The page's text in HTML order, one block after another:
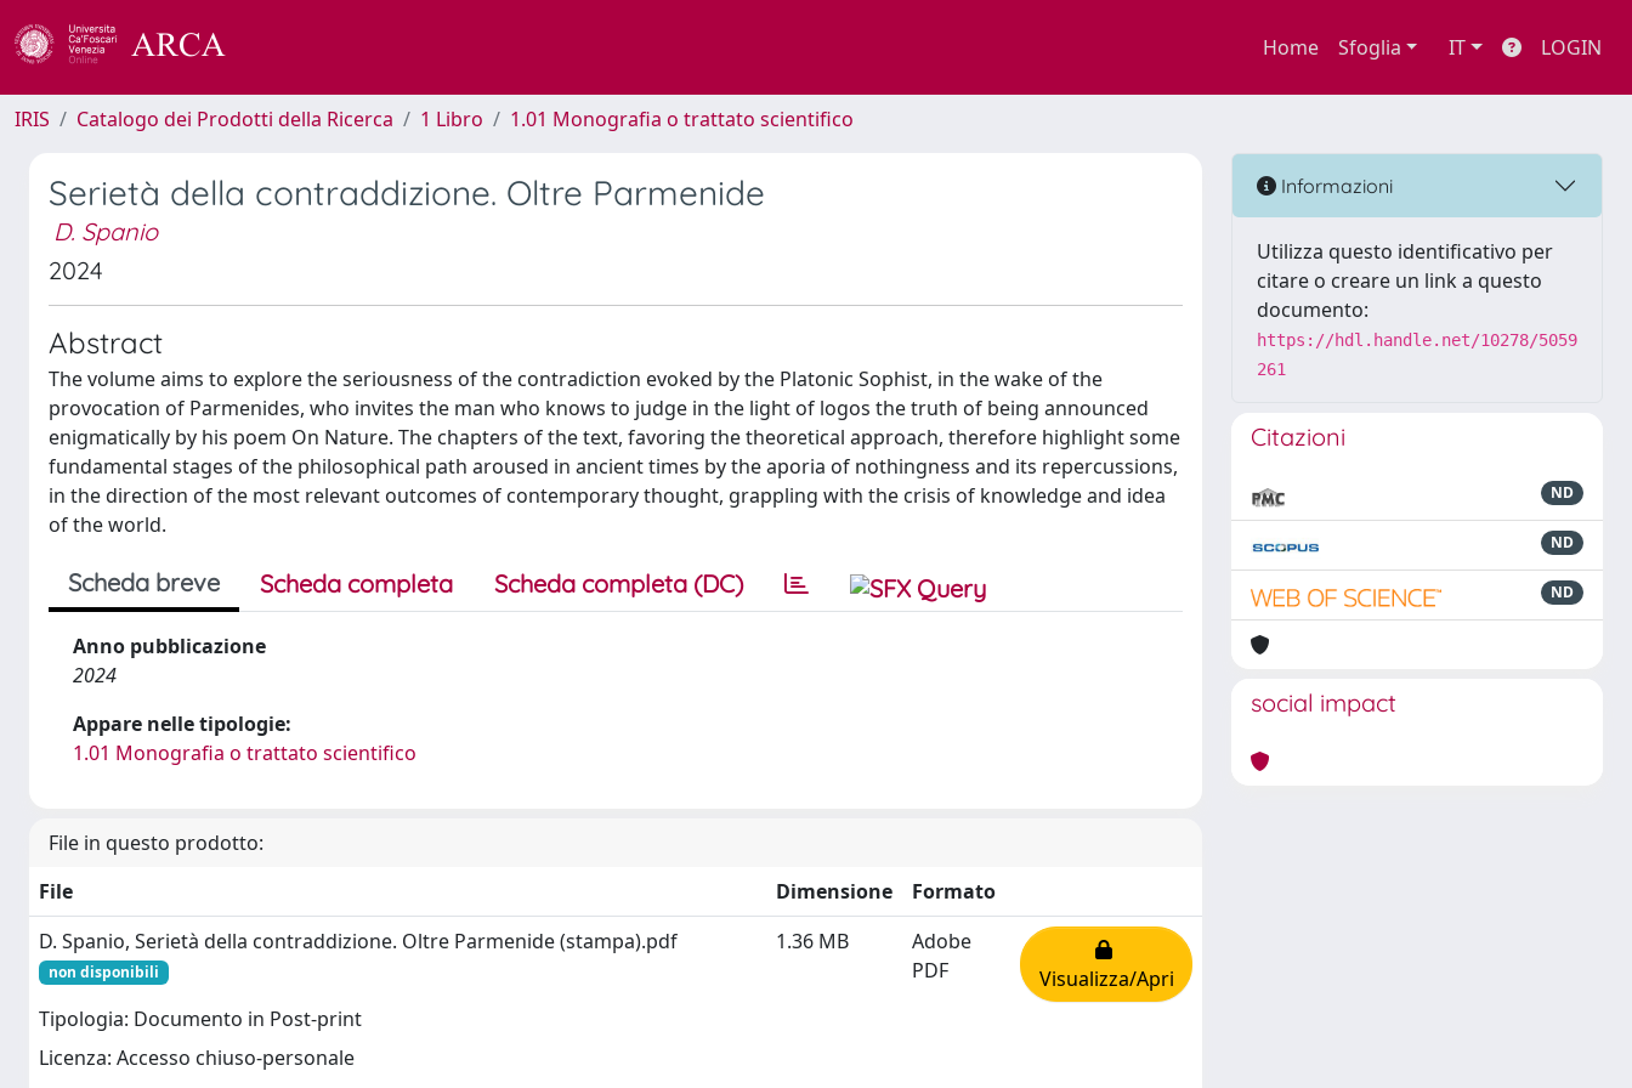
Home Sfoglia IT LOGIN
IRIS Catalogo dei Prodotti della Ricerca 1 Libro 1.01 Monografia o trattato scientifico
Serietà della contraddizione. Oltre Parmenide
D. Spanio
2024
Abstract
The volume aims to explore the seriousness of the contradiction evoked by the Platonic Sophist, in the wake of the
provocation of Parmenides, who invites the man who knows to judge in the light of logos the truth of being announced
enigmatically by his poem On Nature. The chapters of the text, favoring the theoretical approach, therefore highlight some
fundamental stages of the philosophical path aroused in ancient times by the aporia of nothingness and its repercussions,
in the direction of the most relevant outcomes of contemporary thought, grappling with the crisis of knowledge and idea
of ​​the world.
Scheda breve Scheda completa Scheda completa (DC)
Anno pubblicazione
2024
Appare nelle tipologie:
1.01 Monografia o trattato scientifico
File in questo prodotto:
File
Dimensione
Formato
D. Spanio, Serietà della contraddizione. Oltre Parmenide (stampa).pdf
non disponibili
Tipologia: Documento in Post-print
Licenza: Accesso chiuso-personale
1.36 MB
Adobe
PDF
Visualizza/Apri
Informazioni
Utilizza questo identificativo per
citare o creare un link a questo
documento:
https://hdl.handle.net/10278/5059
261
Citazioni
ND
ND
ND
social impact